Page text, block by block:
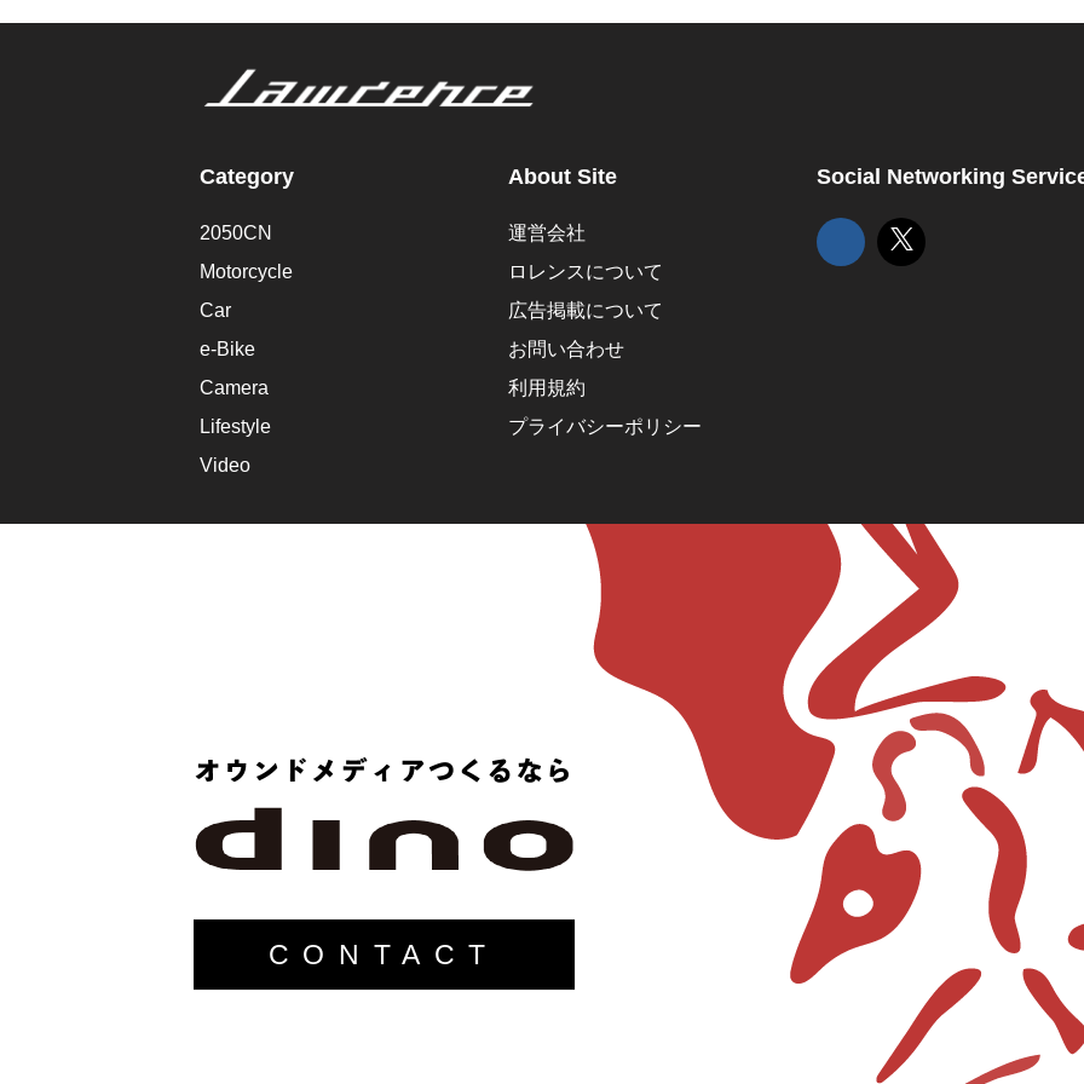
Category
2050CN
Motorcycle
Car
e-Bike
Camera
Lifestyle
Video
About Site
運営会社
ロレンスについて
広告掲載について
お問い合わせ
利用規約
プライバシーポリシー
Social Networking
CONTACT